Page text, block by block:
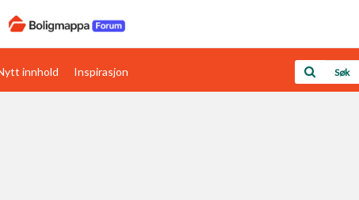
Boligens papirer
innhold Inspirasjon